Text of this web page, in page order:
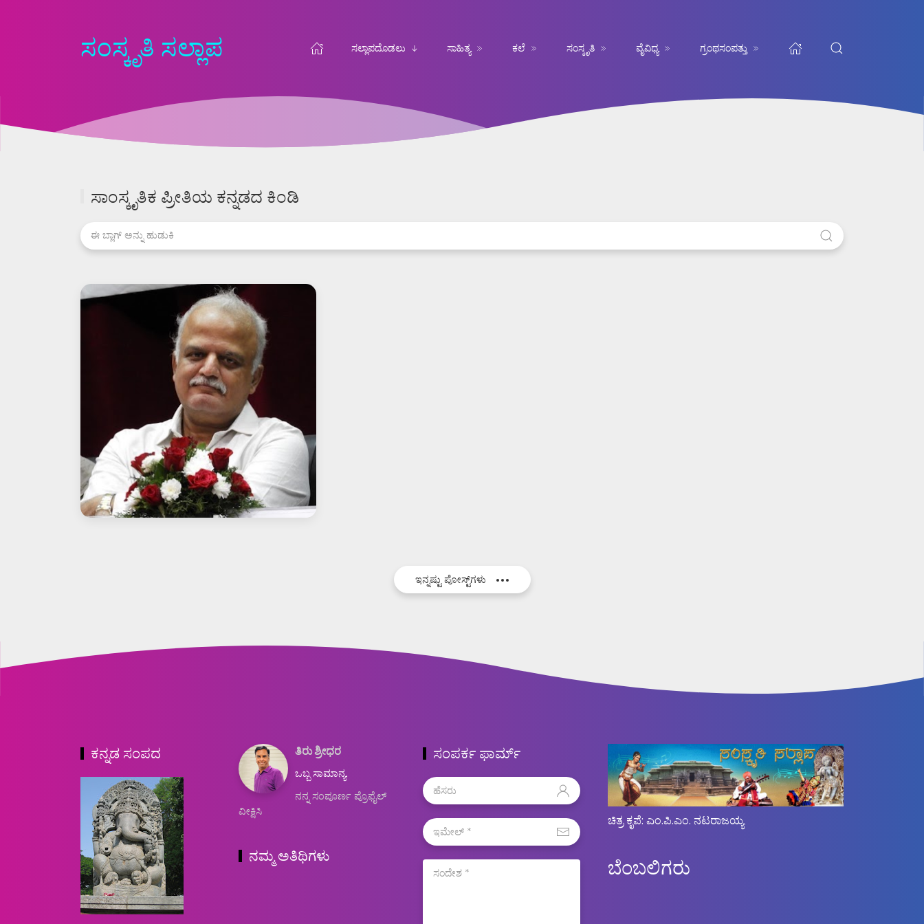
ಸಂಸ್ಕೃತಿ ಸಲ್ಲಾಪ ಸಲ್ಲಾಪದೊಡಲು ಸಾಹಿತ್ಯ ಕಲೆ ಸಂಸ್ಕೃತಿ ವೈವಿಧ್ಯ ಗ್ರಂಥಸಂಪತ್ತು
ಸಾಂಸ್ಕೃತಿಕ ಪ್ರೀತಿಯ ಕನ್ನಡದ ಕಿಂಡಿ
ಇನ್ನಷ್ಟು ಪೋಸ್ಟ್‌ಗಳು
ಕನ್ನಡ ಸಂಪದ ತಿರು ಶ್ರೀಧರ
ಒಬ್ಬ ಸಾಮಾನ್ಯ.
ನನ್ನ ಸಂಪೂರ್ಣ ಪ್ರೊಫೈಲ್
ವೀಕ್ಷಿಸಿ
ನಮ್ಮ ಅತಿಥಿಗಳು
ಸಂಪರ್ಕ ಫಾರ್ಮ್
ಚಿತ್ರ ಕೃಪೆ: ಎಂ.ಪಿ.ಎಂ. ನಟರಾಜಯ್ಯ
ಬೆಂಬಲಿಗರು